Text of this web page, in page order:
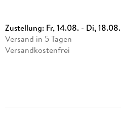
Zustellung: Fr, 14.08. - Di, 18.08.
Versand in 5 Tagen
Versandkostenfrei